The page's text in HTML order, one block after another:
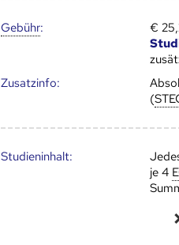
Gebühr: €
Zusatz­info:
(
Studien­inhalt:
je 4